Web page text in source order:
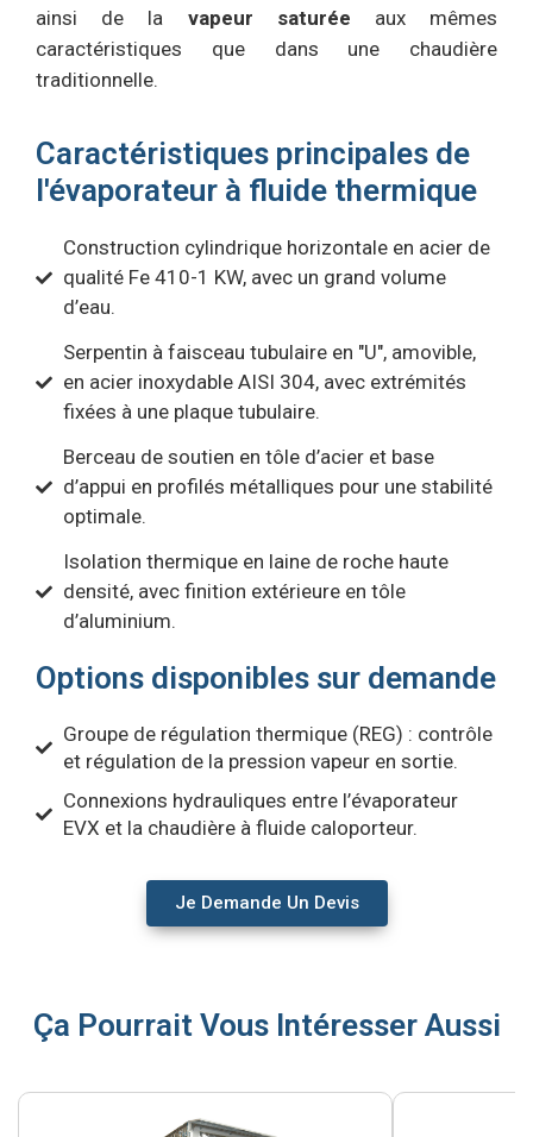
ainsi de la vapeur saturée aux mêmes
caractéristiques que dans une chaudière
traditionnelle.
Caractéristiques principales de
l'évaporateur à fluide thermique
Construction cylindrique horizontale en acier de
qualité Fe 410-1 KW, avec un grand volume
d’eau.
Serpentin à faisceau tubulaire en "U", amovible,
en acier inoxydable AISI 304, avec extrémités
fixées à une plaque tubulaire.
Berceau de soutien en tôle d’acier et base
d’appui en profilés métalliques pour une stabilité
optimale.
Isolation thermique en laine de roche haute
densité, avec finition extérieure en tôle
d’aluminium.
Options disponibles sur demande
Groupe de régulation thermique (REG) : contrôle
et régulation de la pression vapeur en sortie.
Connexions hydrauliques entre l’évaporateur
EVX et la chaudière à fluide caloporteur.
Je Demande Un Devis
Ça Pourrait Vous Intéresser Aussi